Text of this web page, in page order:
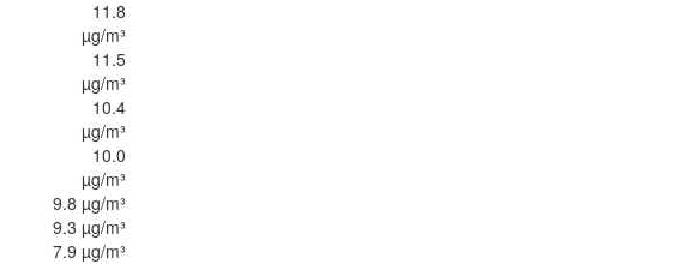
11.8
µg/m³
11.5
µg/m³
10.4
µg/m³
10.0
µg/m³
9.8 µg/m³
9.3 µg/m³
7.9 µg/m³